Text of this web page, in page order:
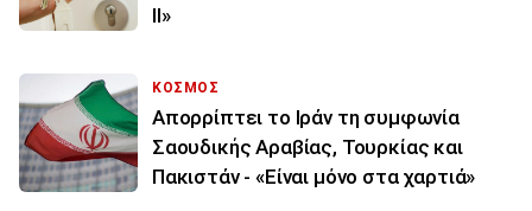
ΙΙ»
ΚΟΣΜΟΣ
Απορρίπτει το Ιράν τη συμφωνία
Σαουδικής Αραβίας, Τουρκίας και
Πακιστάν - «Είναι μόνο στα χαρτιά»